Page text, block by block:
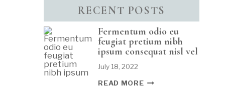
RECENT POSTS
Fermentum odio eu
feugiat pretium nibh
ipsum consequat nisl vel
July 18, 2022
READ MOREFERMENTUM
ODIO